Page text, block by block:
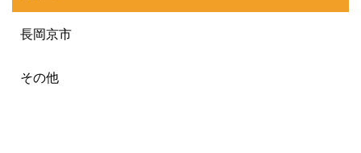
長岡京市
その他